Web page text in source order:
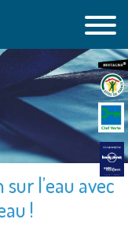
l’eau avec
!